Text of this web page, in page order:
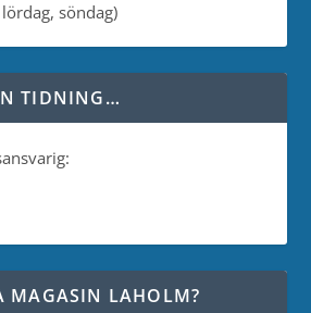
söndag)
TIDNING…
MAGASIN LAHOLM?